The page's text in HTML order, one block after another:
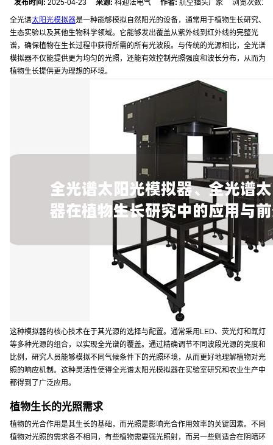
发布时间: 2025-04-23来源: 科迎法电气作者: 航空插头厂家 浏览次数:
全光谱太阳光模拟器是一种能够模拟自然阳光的设备，通常用于植物生长研究、
生态实验以及其他生物科学领域。它能够发出覆盖从紫外线到红外线的完整光
谱，确保植物在生长过程中获得所需的所有光波段。与传统的光源相比，全光谱
模拟器不仅能提供更为均匀的光照，还能有效控制光照强度和波长分布，从而为
植物生长提供更为理想的环境。
这种模拟器的核心技术在于其光源的选择与配置。通常采用LED、荧光灯和氙灯
等多种光源的组合，以实现全光谱的覆盖。通过精确调节不同波段光源的亮度和
比例，研究人员能够模拟不同气候条件下的光照环境，从而更好地理解植物对光
照的响应机制。这种灵活性使得全光谱太阳光模拟器在实验室研究和农业生产中
都得到了广泛应用。
植物生长的光照需求
植物的光合作用是其生长的基础，而光照是影响光合作用效率的关键因素。不同
植物对光照的需求各不相同，有些植物需要强光照射，而另一些则适合在阴暗环